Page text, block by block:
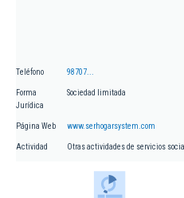
Teléfono 98707...
Forma
Jurídica
Sociedad limitada
Página Web www.serhogarsystem.com
Actividad Otras actividades de servicios